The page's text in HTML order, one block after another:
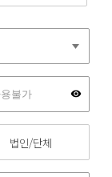
법인/단체